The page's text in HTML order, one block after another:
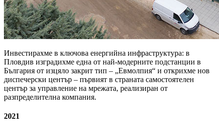
Инвестирахме в ключова енергийна инфраструктура: в
Пловдив изградихме една от най-модерните подстанции в
България от изцяло закрит тип – „Евмолпия“ и открихме нов
диспечерски център – първият в страната самостоятелен
център за управление на мрежата, реализиран от
разпределителна компания.
2021